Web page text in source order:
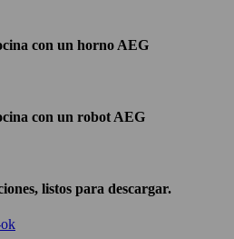
con un horno AEG
con un robot AEG
listos para descargar.